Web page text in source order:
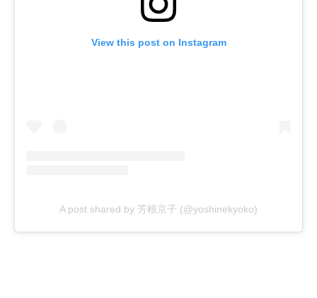
View this post on Instagram
A post shared by 芳根京子 (@yoshinekyoko)